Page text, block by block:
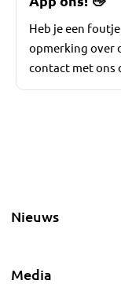
Heb je een
opmerking over
contact met ons
Nieuws
Media